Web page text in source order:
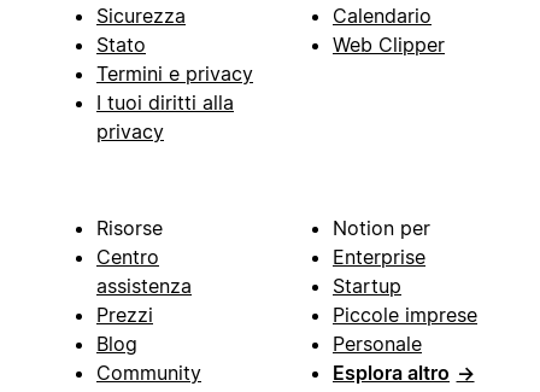
Sicurezza
Stato
Termini e privacy
I tuoi diritti alla
privacy
Calendario
Web Clipper
Risorse
Centro
assistenza
Prezzi
Blog
Community
Notion per
Enterprise
Startup
Piccole imprese
Personale
Esplora altro →